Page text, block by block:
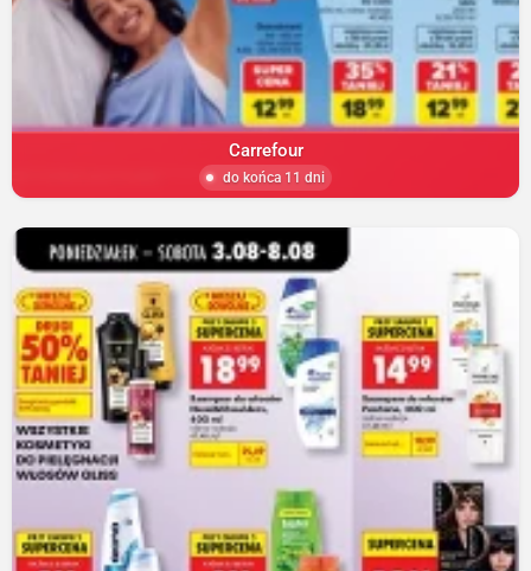
Carrefour
do końca 11 dni